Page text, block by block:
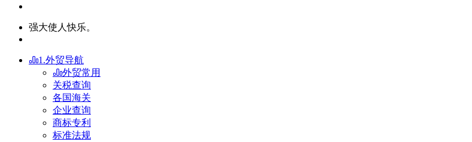
强大使人快乐。
1.外贸导航
外贸常用
关税查询
各国海关
企业查询
商标专利
标准法规